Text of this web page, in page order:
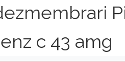
c 43 amg